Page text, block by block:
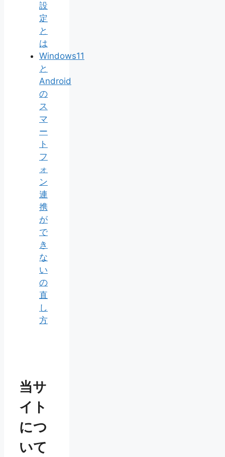
設
定
と
は
Windows11
と
Android
の
ス
マ
ー
ト
フ
ォ
ン
連
携
が
で
き
な
い
の
直
し
方
当サ
イト
につ
いて